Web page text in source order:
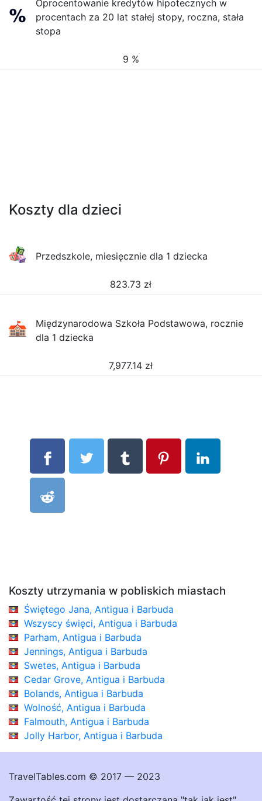
Oprocentowanie kredytów hipotecznych w
procentach za 20 lat stałej stopy, roczna, stała
stopa
9 %
Koszty dla dzieci
Przedszkole, miesięcznie dla 1 dziecka
823.73 zł
Międzynarodowa Szkoła Podstawowa, rocznie
dla 1 dziecka
7,977.14 zł
Koszty utrzymania w pobliskich miastach
Świętego Jana, Antigua i Barbuda
Wszyscy święci, Antigua i Barbuda
Parham, Antigua i Barbuda
Jennings, Antigua i Barbuda
Swetes, Antigua i Barbuda
Cedar Grove, Antigua i Barbuda
Bolands, Antigua i Barbuda
Wolność, Antigua i Barbuda
Falmouth, Antigua i Barbuda
Jolly Harbor, Antigua i Barbuda
TravelTables.com © 2017 — 2023